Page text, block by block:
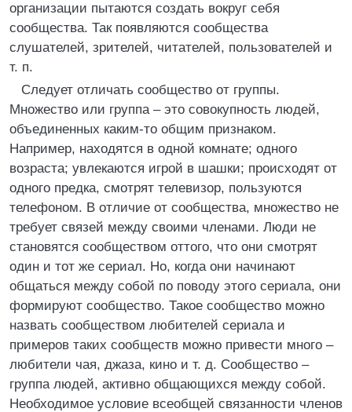
организации пытаются создать вокруг себя
сообщества. Так появляются сообщества
слушателей, зрителей, читателей, пользователей и
т. п.
Следует отличать сообщество от группы.
Множество или группа – это совокупность людей,
объединенных каким-то общим признаком.
Например, находятся в одной комнате; одного
возраста; увлекаются игрой в шашки; происходят от
одного предка, смотрят телевизор, пользуются
телефоном. В отличие от сообщества, множество не
требует связей между своими членами. Люди не
становятся сообществом оттого, что они смотрят
один и тот же сериал. Но, когда они начинают
общаться между собой по поводу этого сериала, они
формируют сообщество. Такое сообщество можно
назвать сообществом любителей сериала и
примеров таких сообществ можно привести много –
любители чая, джаза, кино и т. д. Сообщество –
группа людей, активно общающихся между собой.
Необходимое условие всеобщей связанности членов